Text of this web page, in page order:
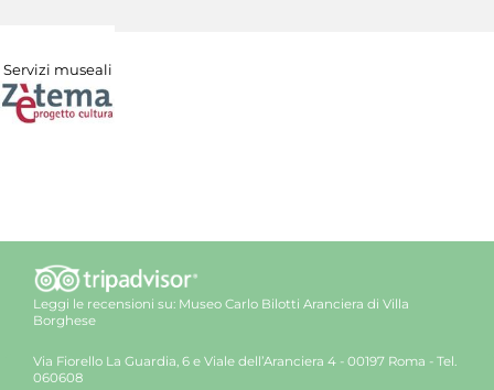
Servizi museali
Leggi le recensioni su: Museo Carlo Bilotti Aranciera di Villa
Borghese
Via Fiorello La Guardia, 6 e Viale dell’Aranciera 4 - 00197 Roma - Tel.
060608